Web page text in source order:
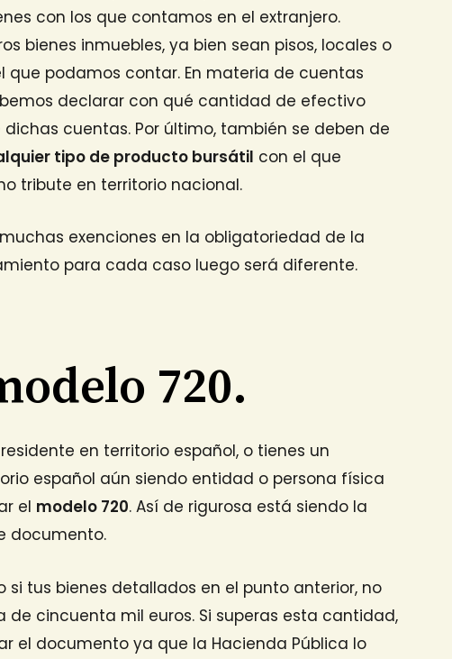
con los que contamos en el extranjero.
bienes inmuebles, ya bien sean pisos, locales o
podamos contar. En materia de cuentas
declarar con qué cantidad de efectivo
cuentas. Por último, también se deben de
tipo de producto bursátil con el que
tribute en territorio nacional.
exenciones en la obligatoriedad de la
para cada caso luego será diferente.
720.
en territorio español, o tienes un
español aún siendo entidad o persona física
el modelo 720. Así de rigurosa está siendo la
documento.
si tus bienes detallados en el punto anterior, no
cincuenta mil euros. Si superas esta cantidad,
el documento ya que la Hacienda Pública lo